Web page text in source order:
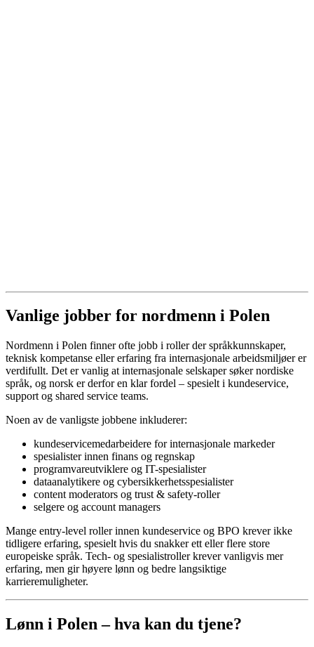
Vanlige jobber for nordmenn i Polen
Nordmenn i Polen finner ofte jobb i roller der språkkunnskaper,
teknisk kompetanse eller erfaring fra internasjonale arbeidsmiljøer er
verdifullt. Det er vanlig at internasjonale selskaper søker nordiske
språk, og norsk er derfor en klar fordel – spesielt i kundeservice,
support og shared service teams.
Noen av de vanligste jobbene inkluderer:
kundeservicemedarbeidere for internasjonale markeder
spesialister innen finans og regnskap
programvareutviklere og IT-spesialister
dataanalytikere og cybersikkerhetsspesialister
content moderators og trust & safety-roller
selgere og account managers
Mange entry-level roller innen kundeservice og BPO krever ikke
tidligere erfaring, spesielt hvis du snakker ett eller flere store
europeiske språk. Tech- og spesialistroller krever vanligvis mer
erfaring, men gir høyere lønn og bedre langsiktige
karrieremuligheter.
Lønn i Polen – hva kan du tjene?